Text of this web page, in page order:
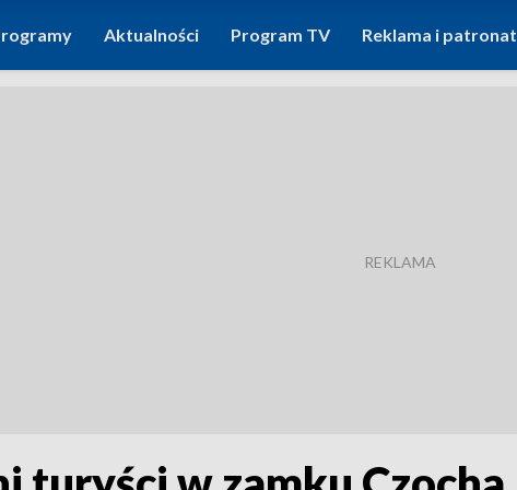
Aktualności Program TV Reklama i patronat